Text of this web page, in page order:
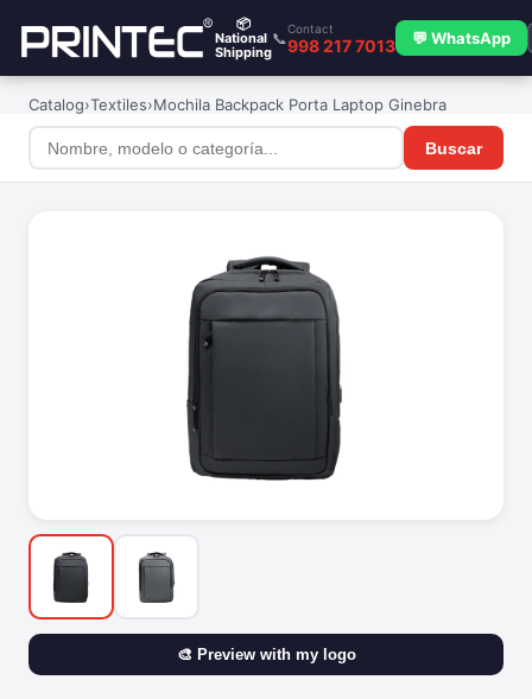
📦
National
Shipping
📞
Contact
998 217 7013 💬 WhatsApp
Catalog›Textiles›Mochila Backpack Porta Laptop Ginebra
Buscar
🎨 Preview with my logo